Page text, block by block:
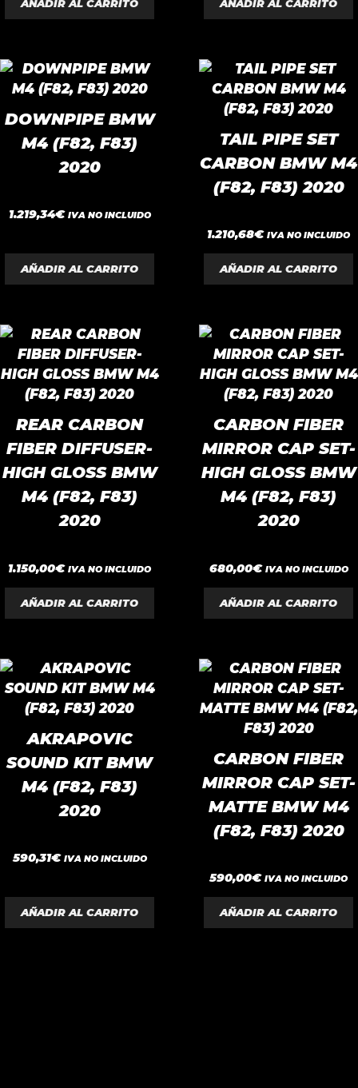
AÑADIR AL CARRITO AÑADIR AL CARRITO
DOWNPIPE BMW
M4 (F82, F83)
2020
0
d
1.219,34€ IVA NO INCLUIDO
AÑADIR AL CARRITO
TAIL PIPE SET
CARBON BMW M4
(F82, F83) 2020
0
d
e
5
1.210,68€ IVA NO INCLUIDO
AÑADIR AL CARRITO
REAR CARBON
FIBER DIFFUSER-
HIGH GLOSS BMW
M4 (F82, F83)
2020
0
d
e
5
1.150,00€ IVA NO INCLUIDO
AÑADIR AL CARRITO
CARBON FIBER
MIRROR CAP SET-
HIGH GLOSS BMW
M4 (F82, F83)
2020
0
d
e
5
680,00€ IVA NO INCLUIDO
AÑADIR AL CARRITO
AKRAPOVIC
SOUND KIT BMW
M4 (F82, F83)
2020
0
d
590,31€ IVA NO INCLUIDO
AÑADIR AL CARRITO
CARBON FIBER
MIRROR CAP SET-
MATTE BMW M4
(F82, F83) 2020
0
d
e
5
590,00€ IVA NO INCLUIDO
AÑADIR AL CARRITO